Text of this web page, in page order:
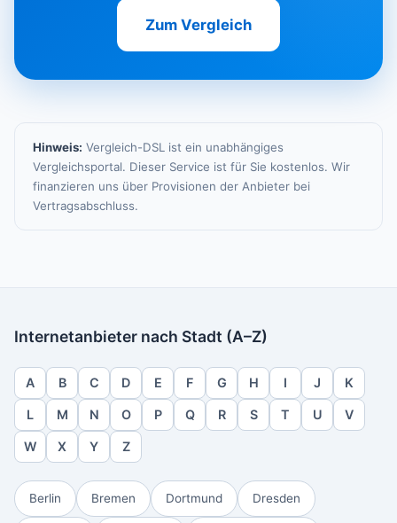
Zum Vergleich
Hinweis: Vergleich-DSL ist ein unabhängiges
Vergleichsportal. Dieser Service ist für Sie kostenlos. Wir
finanzieren uns über Provisionen der Anbieter bei
Vertragsabschluss.
Internetanbieter nach Stadt (A–Z)
A B C D E F G H I J K
L M N O P Q R S T U V
W X Y Z
Berlin Bremen Dortmund Dresden